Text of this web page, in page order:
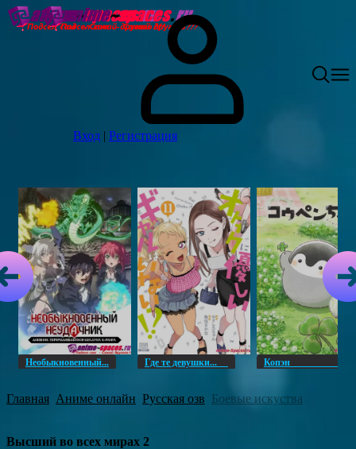
Вход | Регистрация
Необыкновенный... Где те девушки... Копэн
Главная Аниме онлайн Русская озв Боевые искуства
Высший во всех мирах 2